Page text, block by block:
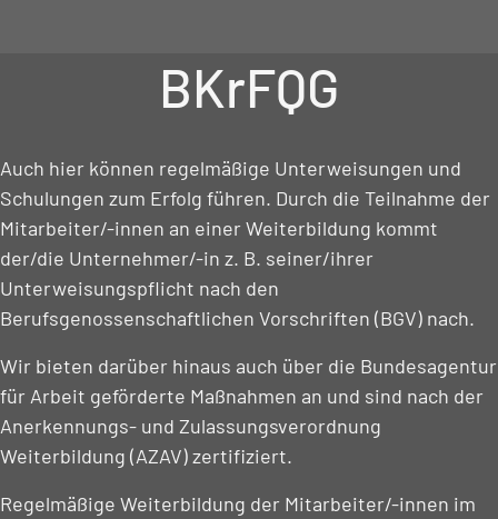
BKrFQG
Auch hier können regelmäßige Unterweisungen und
Schulungen zum Erfolg führen. Durch die Teilnahme der
Mitarbeiter/-innen an einer Weiterbildung kommt
der/die Unternehmer/-in z. B. seiner/ihrer
Unterweisungspflicht nach den
Berufsgenossenschaftlichen Vorschriften (BGV) nach.
Wir bieten darüber hinaus auch über die Bundesagentur
für Arbeit geförderte Maßnahmen an und sind nach der
Anerkennungs- und Zulassungsverordnung
Weiterbildung (AZAV) zertifiziert.
Regelmäßige Weiterbildung der Mitarbeiter/-innen im